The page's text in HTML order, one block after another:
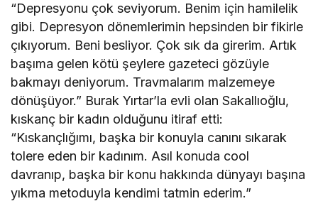
“Depresyonu çok seviyorum. Benim için hamilelik
gibi. Depresyon dönemlerimin hepsinden bir fikirle
çıkıyorum. Beni besliyor. Çok sık da girerim. Artık
başıma gelen kötü şeylere gazeteci gözüyle
bakmayı deniyorum. Travmalarım malzemeye
dönüşüyor.” Burak Yırtar’la evli olan Sakallıoğlu,
kıskanç bir kadın olduğunu itiraf etti:
“Kıskançlığımı, başka bir konuyla canını sıkarak
tolere eden bir kadınım. Asıl konuda cool
davranıp, başka bir konu hakkında dünyayı başına
yıkma metoduyla kendimi tatmin ederim.”